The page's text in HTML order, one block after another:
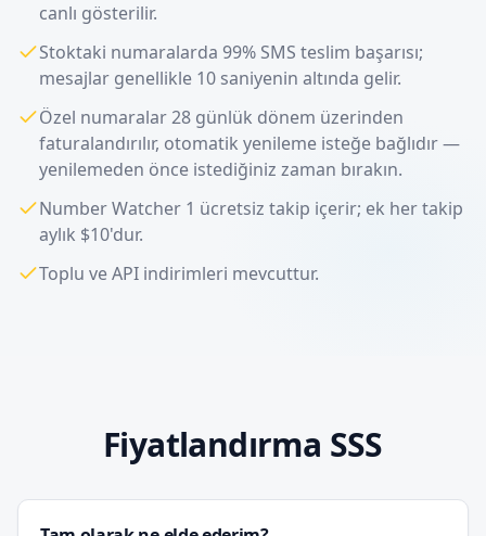
canlı gösterilir.
Stoktaki numaralarda 99% SMS teslim başarısı;
mesajlar genellikle 10 saniyenin altında gelir.
Özel numaralar 28 günlük dönem üzerinden
faturalandırılır, otomatik yenileme isteğe bağlıdır —
yenilemeden önce istediğiniz zaman bırakın.
Number Watcher 1 ücretsiz takip içerir; ek her takip
aylık $10'dur.
Toplu ve API indirimleri mevcuttur.
Fiyatlandırma SSS